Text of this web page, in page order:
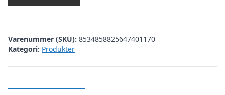
Varenummer (SKU): 8534858825647401170
Kategori: Produkter